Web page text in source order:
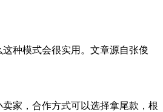
种模式会很实用。 文章源自张俊
家，合作方式可以选择拿尾款，根